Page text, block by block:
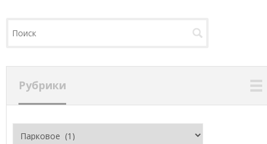
Рубрики
Рубрики